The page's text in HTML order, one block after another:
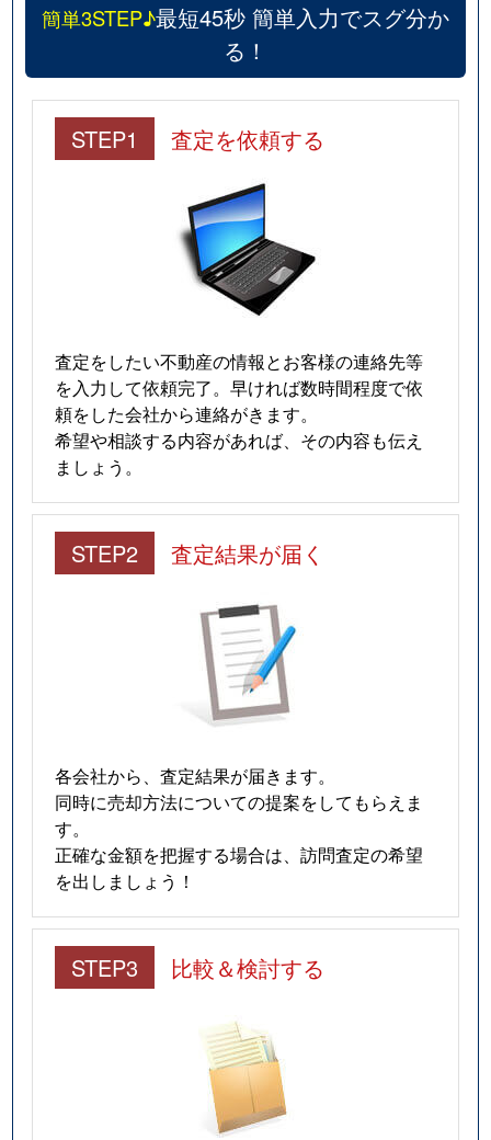
簡単3STEP♪最短45秒 簡単入力でスグ分か
る！
STEP1 査定を依頼する
査定をしたい不動産の情報とお客様の連絡先等
を入力して依頼完了。早ければ数時間程度で依
頼をした会社から連絡がきます。
希望や相談する内容があれば、その内容も伝え
ましょう。
STEP2 査定結果が届く
各会社から、査定結果が届きます。
同時に売却方法についての提案をしてもらえま
す。
正確な金額を把握する場合は、訪問査定の希望
を出しましょう！
STEP3 比較＆検討する